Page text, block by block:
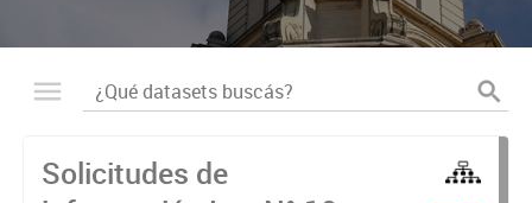
Solicitudes de